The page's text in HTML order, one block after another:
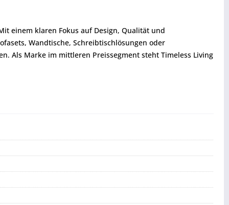
einem klaren Fokus auf Design, Qualität und
Wandtische, Schreibtischlösungen oder
Als Marke im mittleren Preissegment steht Timeless Living